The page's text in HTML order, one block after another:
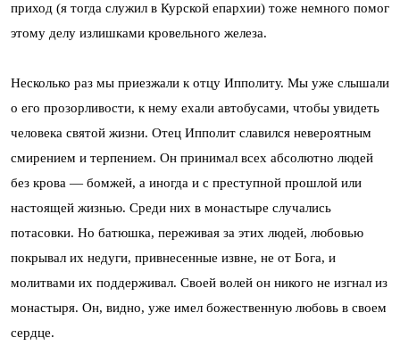
приход (я тогда служил в Курской епархии) тоже немного помог
этому делу излишками кровельного железа.
Несколько раз мы приезжали к отцу Ипполиту. Мы уже слышали
о его прозорливости, к нему ехали автобусами, чтобы увидеть
человека святой жизни. Отец Ипполит славился невероятным
смирением и терпением. Он принимал всех абсолютно людей
без крова — бомжей, а иногда и с преступной прошлой или
настоящей жизнью. Среди них в монастыре случались
потасовки. Но батюшка, переживая за этих людей, любовью
покрывал их недуги, привнесенные извне, не от Бога, и
молитвами их поддерживал. Своей волей он никого не изгнал из
монастыря. Он, видно, уже имел божественную любовь в своем
сердце.